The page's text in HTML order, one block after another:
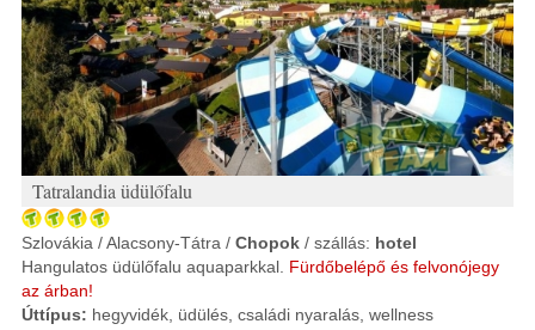
Tatralandia üdülőfalu
Szlovákia / Alacsony-Tátra / Chopok / szállás: hotel
Hangulatos üdülőfalu aquaparkkal. Fürdőbelépő és felvonójegy
az árban!
Úttípus: hegyvidék, üdülés, családi nyaralás, wellness